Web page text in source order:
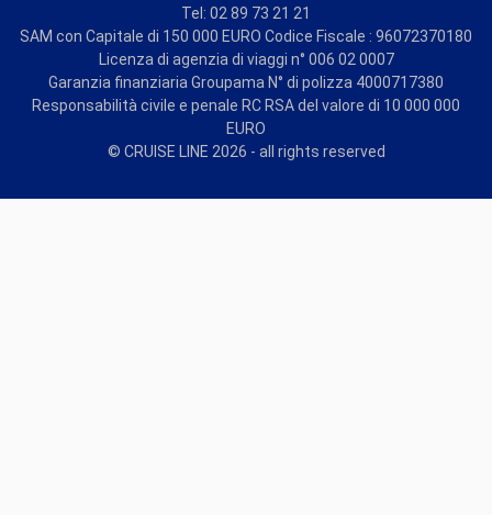
Tel: 02 89 73 21 21
SAM con Capitale di 150 000 EURO Codice Fiscale : 96072370180
Licenza di agenzia di viaggi n° 006 02 0007
Garanzia finanziaria Groupama N° di polizza 4000717380
Responsabilità civile e penale RC RSA del valore di 10 000 000
EURO
© CRUISE LINE 2026 - all rights reserved